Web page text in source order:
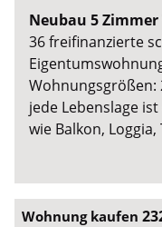
Neubau 5
36 freifinanzierte
Wohnungsgrößen:
jede Lebenslage
wie Balkon,
Wohnung kaufen